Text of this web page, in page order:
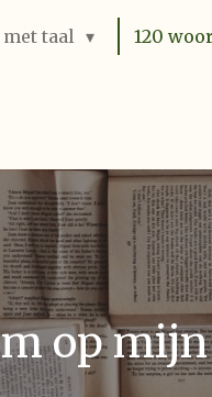
met taal 120
op